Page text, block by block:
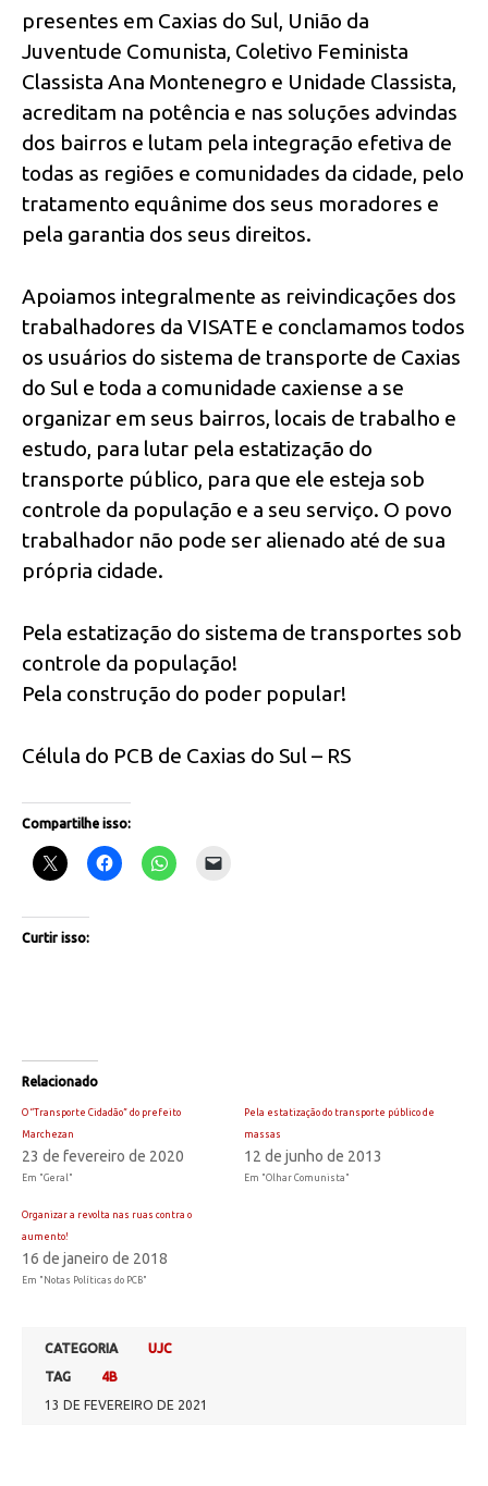
presentes em Caxias do Sul, União da
Juventude Comunista, Coletivo Feminista
Classista Ana Montenegro e Unidade Classista,
acreditam na potência e nas soluções advindas
dos bairros e lutam pela integração efetiva de
todas as regiões e comunidades da cidade, pelo
tratamento equânime dos seus moradores e
pela garantia dos seus direitos.
Apoiamos integralmente as reivindicações dos
trabalhadores da VISATE e conclamamos todos
os usuários do sistema de transporte de Caxias
do Sul e toda a comunidade caxiense a se
organizar em seus bairros, locais de trabalho e
estudo, para lutar pela estatização do
transporte público, para que ele esteja sob
controle da população e a seu serviço. O povo
trabalhador não pode ser alienado até de sua
própria cidade.
Pela estatização do sistema de transportes sob
controle da população!
Pela construção do poder popular!
Célula do PCB de Caxias do Sul – RS
Compartilhe isso:
Curtir isso:
Relacionado
O “Transporte Cidadão” do prefeito
Marchezan
23 de fevereiro de 2020
Em "Geral"
Pela estatização do transporte público de
massas
12 de junho de 2013
Em "Olhar Comunista"
Organizar a revolta nas ruas contra o
aumento!
16 de janeiro de 2018
Em "Notas Políticas do PCB"
CATEGORIA
UJC
TAG
4B
13 DE FEVEREIRO DE 2021